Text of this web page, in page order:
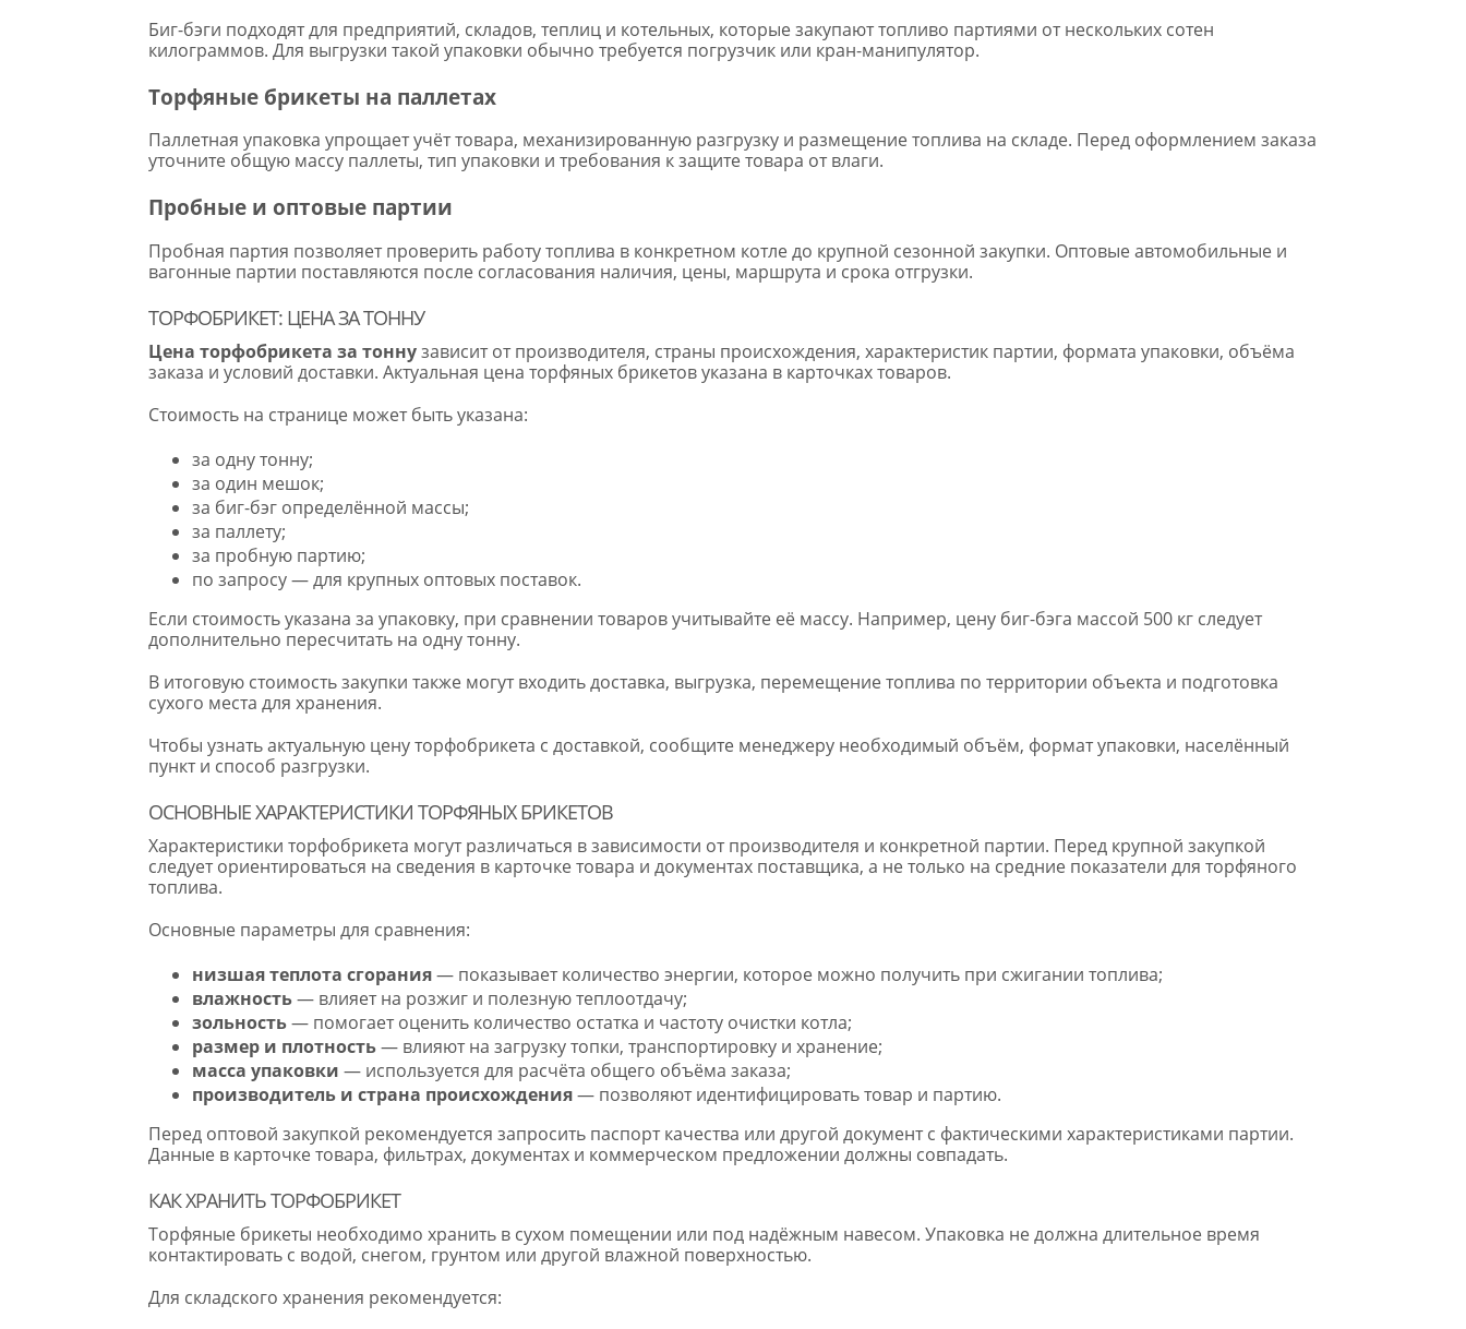
Биг-бэги подходят для предприятий, складов, теплиц и котельных, которые закупают топливо партиями от нескольких сотен
килограммов. Для выгрузки такой упаковки обычно требуется погрузчик или кран-манипулятор.
Торфяные брикеты на паллетах
Паллетная упаковка упрощает учёт товара, механизированную разгрузку и размещение топлива на складе. Перед оформлением заказа
уточните общую массу паллеты, тип упаковки и требования к защите товара от влаги.
Пробные и оптовые партии
Пробная партия позволяет проверить работу топлива в конкретном котле до крупной сезонной закупки. Оптовые автомобильные и
вагонные партии поставляются после согласования наличия, цены, маршрута и срока отгрузки.
ТОРФОБРИКЕТ: ЦЕНА ЗА ТОННУ
Цена торфобрикета за тоннузависит от производителя, страны происхождения, характеристик партии, формата упаковки, объёма
заказа и условий доставки. Актуальная цена торфяных брикетов указана в карточках товаров.
Стоимость на странице может быть указана:
за одну тонну;
за один мешок;
за биг-бэг определённой массы;
за паллету;
за пробную партию;
по запросу — для крупных оптовых поставок.
Если стоимость указана за упаковку, при сравнении товаров учитывайте её массу. Например, цену биг-бэга массой 500 кг следует
дополнительно пересчитать на одну тонну.
В итоговую стоимость закупки также могут входить доставка, выгрузка, перемещение топлива по территории объекта и подготовка
сухого места для хранения.
Чтобы узнать актуальную цену торфобрикета с доставкой, сообщите менеджеру необходимый объём, формат упаковки, населённый
пункт и способ разгрузки.
ОСНОВНЫЕ ХАРАКТЕРИСТИКИ ТОРФЯНЫХ БРИКЕТОВ
Характеристики торфобрикета могут различаться в зависимости от производителя и конкретной партии. Перед крупной закупкой
следует ориентироваться на сведения в карточке товара и документах поставщика, а не только на средние показатели для торфяного
топлива.
Основные параметры для сравнения:
низшая теплота сгорания— показывает количество энергии, которое можно получить при сжигании топлива;
влажность— влияет на розжиг и полезную теплоотдачу;
зольность— помогает оценить количество остатка и частоту очистки котла;
размер и плотность— влияют на загрузку топки, транспортировку и хранение;
масса упаковки — используется для расчёта общего объёма заказа;
производитель и страна происхождения— позволяют идентифицировать товар и партию.
Перед оптовой закупкой рекомендуется запросить паспорт качества или другой документ с фактическими характеристиками партии.
Данные в карточке товара, фильтрах, документах и коммерческом предложении должны совпадать.
КАК ХРАНИТЬ ТОРФОБРИКЕТ
Торфяные брикеты необходимо хранить в сухом помещении или под надёжным навесом. Упаковка не должна длительное время
контактировать с водой, снегом, грунтом или другой влажной поверхностью.
Для складского хранения рекомендуется: